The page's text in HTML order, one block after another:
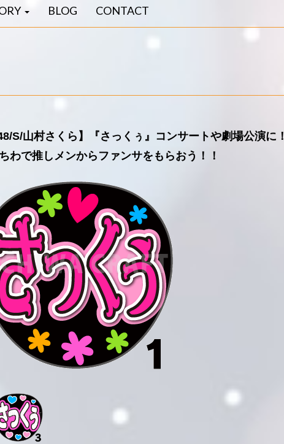
BLOG CONTACT
S/山村さくら】『さっくぅ』コンサートや劇場公演に！
わで推しメンからファンサをもらおう！！